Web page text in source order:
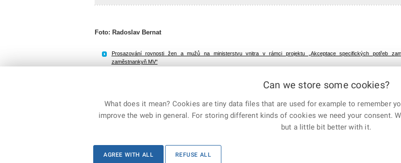
Foto: Radoslav Bernat
Prosazování rovnosti žen a mužů na ministerstvu vnitra v rámci projektu „Akceptace specifických potřeb
zaměstnankyň MV“
Corp.
Facebook
© 2026 The Ministry of the Interior of the Czech Republic, all rights reserved
Can we store some cookies?
What does it mean? Cookies are tiny data files that are used for example to remember
improve the web in general. For storing different kinds of cookies we need your consent.
but a little bit better with it.
AGREE WITH ALL REFUSE ALL